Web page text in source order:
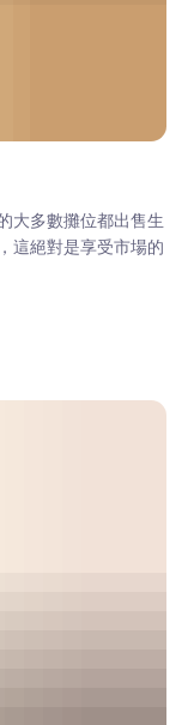
大多數攤位都出售生
這絕對是享受市場的